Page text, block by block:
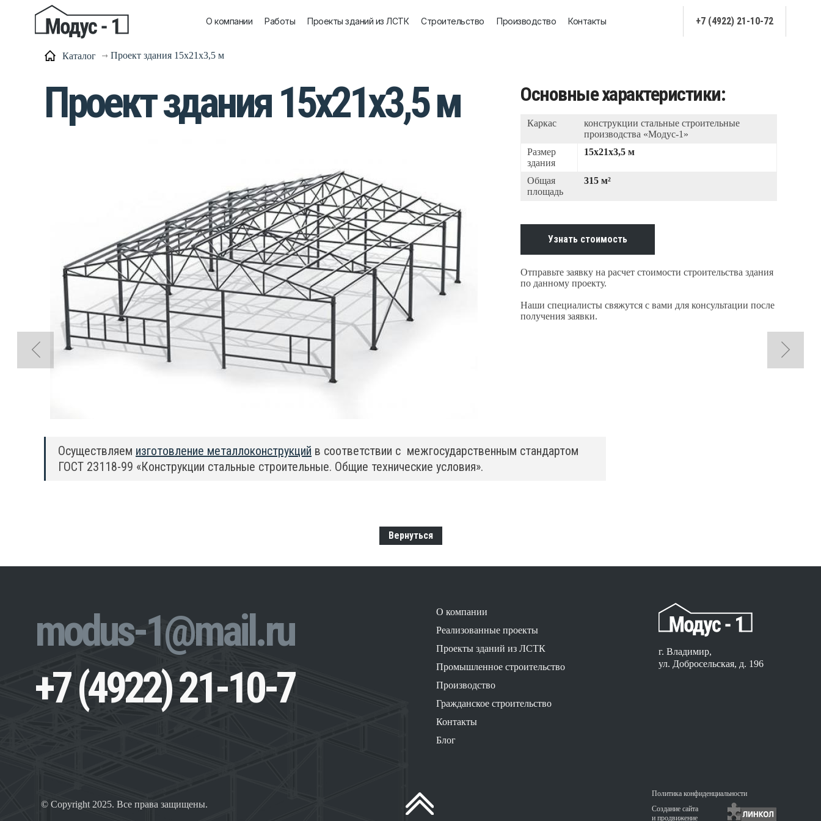
О компании Работы Проекты зданий из ЛСТК Строительство Производство Контакты +7 (4922) 21-10-72
Каталог Проект здания 15x21x3,5 м
Проект здания 15x21x3,5 м Основные характеристики:
Каркас
конструкции стальные строительные
производства «Модус-1»
Размер
здания
15x21x3,5 м
Общая
площадь
315 м²
Узнать стоимость
Отправьте заявку на расчет стоимости строительства здания
по данному проекту.
Наши специалисты свяжутся с вами для консультации после
получения заявки.
Осуществляем изготовление металлоконструкций в соответствии с межгосударственным стандартом
ГОСТ 23118-99 «Конструкции стальные строительные. Общие технические условия».
Вернуться
modus-1@mail.ru
+7 (4922) 21-10-7
О компании
Реализованные проекты
Проекты зданий из ЛСТК
Промышленное строительство
Производство
Гражданское строительство
Контакты
Блог
г. Владимир,
ул. Добросельская, д. 196
© Copyright 2025. Все права защищены.
Политика конфиденциальности
Создание сайта
и продвижение